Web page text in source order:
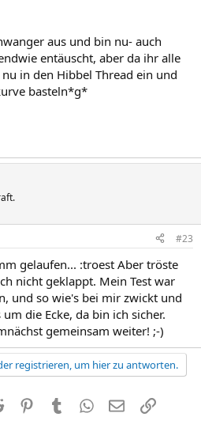
aus und bin nu- auch
entäuscht, aber da ihr alle
in den Hibbel Thread ein und
basteln*g*
#23
gelaufen... :troest Aber tröste
nicht geklappt. Mein Test war
und so wie's bei mir zwickt und
die Ecke, da bin ich sicher.
gemeinsam weiter! ;-)
registrieren, um hier zu antworten.
Reddit PinterestTumblr WhatsApp
E-MailLink